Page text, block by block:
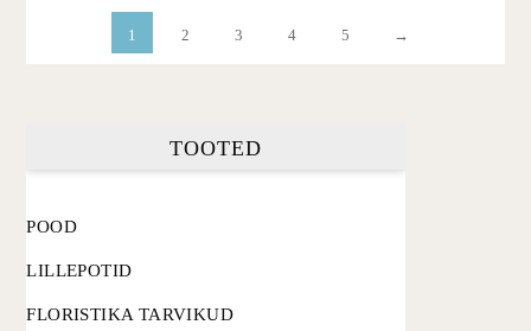
1 2 3 4 5 →
TOOTED
POOD
LILLEPOTID
FLORISTIKA TARVIKUD